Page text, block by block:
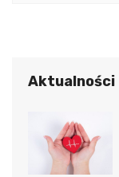
Aktualności